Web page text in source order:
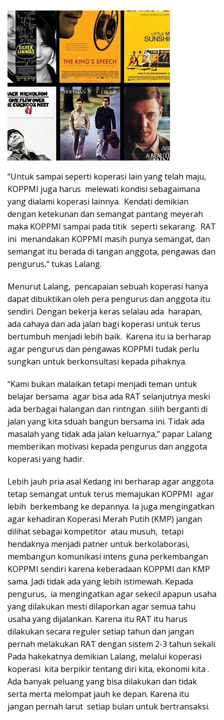
“Untuk sampai seperti koperasi lain yang telah maju,
KOPPMI juga harus melewati kondisi sebagaimana
yang dialami koperasi lainnya. Kendati demikian
dengan ketekunan dan semangat pantang meyerah
maka KOPPMI sampai pada titik seperti sekarang. RAT
ini menandakan KOPPMI masih punya semangat, dan
semangat itu berada di tangan anggota, pengawas dan
pengurus,” tukas Lalang.
Menurut Lalang, pencapaian sebuah koperasi hanya
dapat dibuktikan oleh pera pengurus dan anggota itu
sendiri. Dengan bekerja keras selalau ada harapan,
ada cahaya dan ada jalan bagi koperasi untuk terus
bertumbuh menjadi lebih baik. Karena itu ia berharap
agar pengurus dan pengawas KOPPMI tudak perlu
sungkan untuk berkonsultasi kepada pihaknya.
“Kami bukan malaikan tetapi menjadi teman untuk
belajar bersama agar bisa ada RAT selanjutnya meski
ada berbagai halangan dan rintngan silih berganti di
jalan yang kita sduah bangun bersama ini. Tidak ada
masalah yang tidak ada jalan keluarnya,” papar Lalang
memberikan motivasi kepada pengurus dan anggota
koperasi yang hadir.
Lebih jauh pria asal Kedang ini berharap agar anggota
tetap semangat untuk terus memajukan KOPPMI agar
lebih berkembang ke depannya. Ia juga mengingatkan
agar kehadiran Koperasi Merah Putih (KMP) jangan
dilihat sebagai kompetitor atau musuh, tetapi
hendaknya menjadi patner untuk berkolaborasi,
membangun komunikasi intens guna perkembangan
KOPPMI sendiri karena keberadaan KOPPMI dan KMP
sama. Jadi tidak ada yang lebih istimewah. Kepada
pengurus, ia mengingatkan agar sekecil apapun usaha
yang dilakukan mesti dilaporkan agar semua tahu
usaha yang dijalankan. Karena itu RAT itu harus
dilakukan secara reguler setiap tahun dan jangan
pernah melakukan RAT dengan sistem 2-3 tahun sekali.
Pada hakekatnya demikian Lalang, melalui koperasi
koperasi kita berpikir tentang diri kita, ekonomi kita .
Ada banyak peluang yang bisa dilakukan dan tidak
serta merta melompat jauh ke depan. Karena itu
jangan pernah larut setiap bulan untuk bertransaksi.